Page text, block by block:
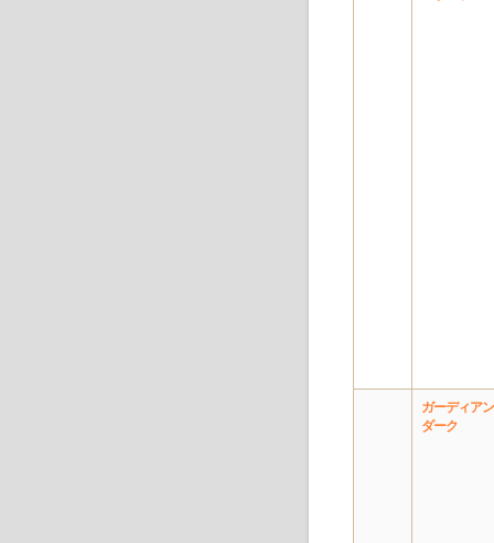
ガーディア
ダーク